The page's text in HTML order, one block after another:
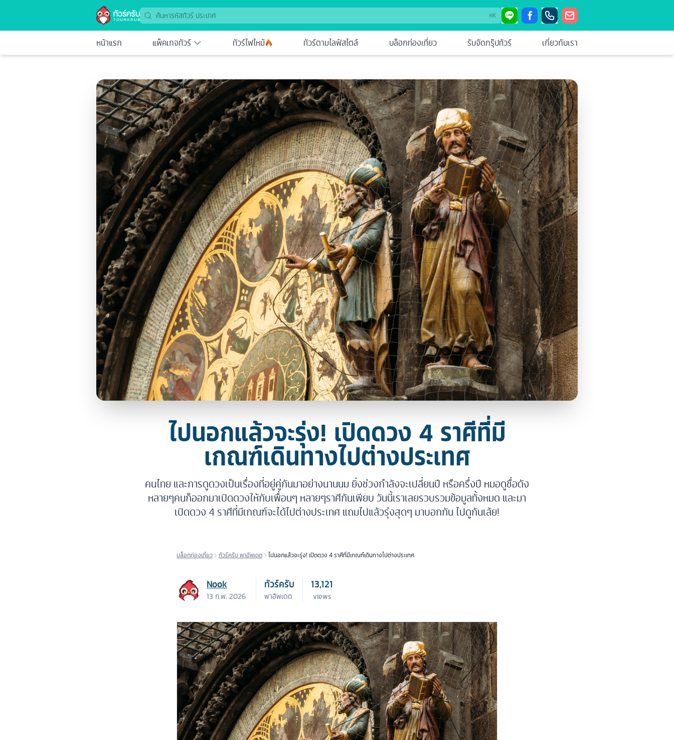
⌘K
หน้าแรก แพ็คเกจทัวร์ ทัวร์ไฟไหม้ ทัวร์ตามไลฟ์สไตล์ บล็อกท่องเที่ยว รับจัดกรุ๊ปทัวร์ เกี่ยวกับเรา
ไปนอกแล้วจะรุ่ง! เปิดดวง 4 ราศีที่มี
เกณฑ์เดินทางไปต่างประเทศ
คนไทย และการดูดวงเป็นเรื่องที่อยู่คู่กันมาอย่างนานนม ยิ่งช่วงกำลังจะเปลี่ยนปี หรือครึ่งปี หมอดูชื่อดัง
หลายๆคนก็ออกมาเปิดดวงให้กับเพื่อนๆ หลายๆราศีกันเพียบ วันนี้เราเลยรวบรวมข้อมูลทั้งหมด และมา
เปิดดวง 4 ราศีที่มีเกณฑ์จะได้ไปต่างประเทศ แถมไปแล้วรุ่งสุดๆ มาบอกกัน ไปดูกันเล้ย!
บล็อกท่องเที่ยว ทัวร์ครับ พาอัพเดต ไปนอกแล้วจะรุ่ง! เปิดดวง 4 ราศีที่มีเกณฑ์เดินทางไปต่างประเทศ
Nook
13 ก.พ. 2026
ทัวร์ครับ
พาอัพเดต
13,121
views